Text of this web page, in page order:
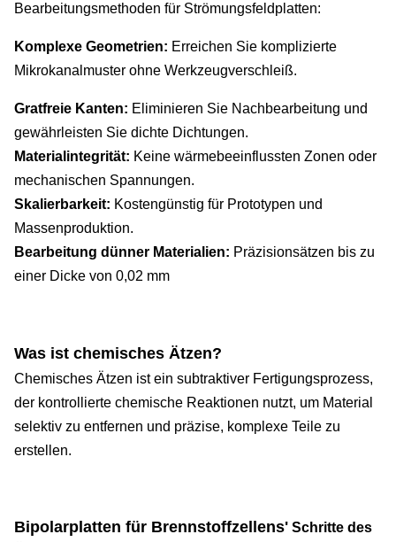
Bearbeitungsmethoden für Strömungsfeldplatten:
Komplexe Geometrien: Erreichen Sie komplizierte
Mikrokanalmuster ohne Werkzeugverschleiß.
Gratfreie Kanten: Eliminieren Sie Nachbearbeitung und
gewährleisten Sie dichte Dichtungen.
Materialintegrität: Keine wärmebeeinflussten Zonen oder
mechanischen Spannungen.
Skalierbarkeit: Kostengünstig für Prototypen und
Massenproduktion.
Bearbeitung dünner Materialien: Präzisionsätzen bis zu
einer Dicke von 0,02 mm
Was ist chemisches Ätzen?
Chemisches Ätzen ist ein subtraktiver Fertigungsprozess,
der kontrollierte chemische Reaktionen nutzt, um Material
selektiv zu entfernen und präzise, komplexe Teile zu
erstellen.
Bipolarplatten für Brennstoffzellens' Schritte des